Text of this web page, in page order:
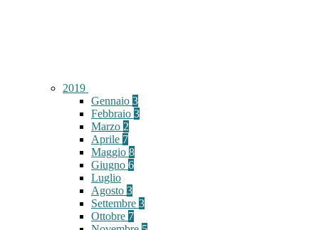
2019
Gennaio 3
Febbraio 3
Marzo 2
Aprile 7
Maggio 8
Giugno 6
Luglio
Agosto 3
Settembre 3
Ottobre 7